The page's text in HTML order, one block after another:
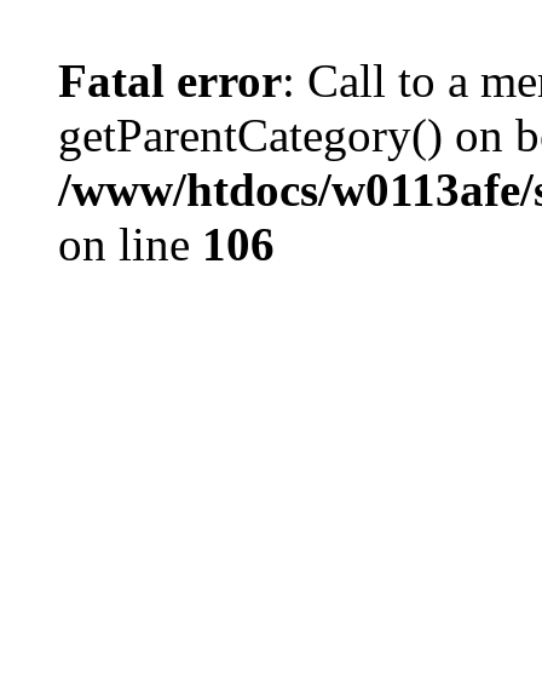
Fatal error: Call to a
getParentCategory() on
/www/htdocs/
on line 106